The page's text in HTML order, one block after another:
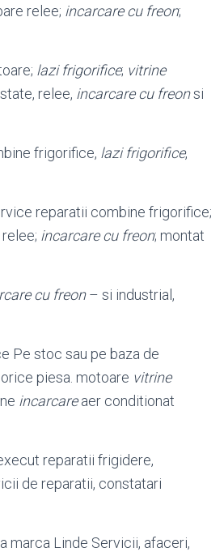
relee; incarcare cu freon;
lazi frigorifice; vitrine
relee, incarcare cu freonsi
frigorifice, lazi frigorifice,
reparatii combine frigorifice;
incarcare cu freon; montat
cu freon– si industrial,
Pe stoc sau pe baza de
piesa. motoare vitrine
incarcareaer conditionat
reparatii frigidere,
de reparatii, constatari
marca Linde Servicii, afaceri,